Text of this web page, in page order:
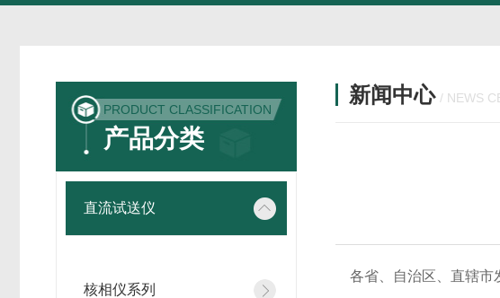
PRODUCT CLASSIFICATION
产品分类
直流试送仪
核相仪系列
新闻中心 / NEWS
各省、自治区、直辖市